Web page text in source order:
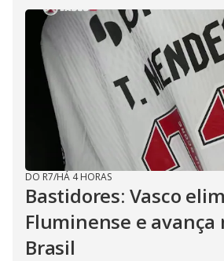
DO R7/HÁ 4 HORAS
Bastidores: Vasco
Fluminense e avança
Brasil